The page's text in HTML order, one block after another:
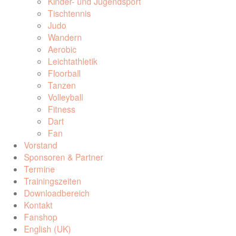
Tischtennis
Judo
Wandern
Aerobic
Leichtathletik
Floorball
Tanzen
Volleyball
Fitness
Dart
Fan
Vorstand
Sponsoren & Partner
Termine
Trainingszeiten
Downloadbereich
Kontakt
Fanshop
English (UK)